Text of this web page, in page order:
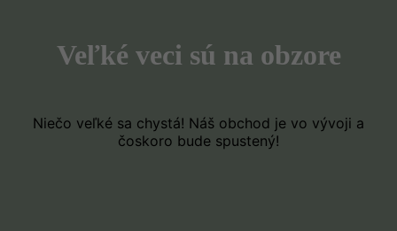
Veľké veci sú na obzore
Niečo veľké sa chystá! Náš obchod je vo vývoji a
čoskoro bude spustený!